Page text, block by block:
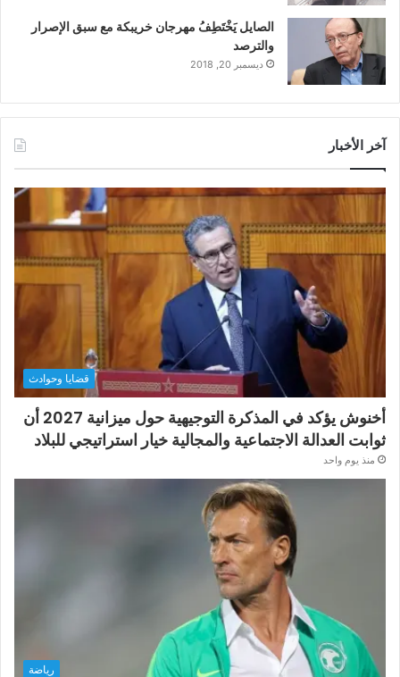
الصايل يَخْتَطِفُ مهرجان خريبكة مع سبق الإصرار
والترصد
ديسمبر 20, 2018
آخر الأخبار
قضايا وحوادث
أخنوش يؤكد في المذكرة التوجيهية حول ميزانية 2027 أن
ثوابت العدالة الاجتماعية والمجالية خيار استراتيجي للبلاد
منذ يوم واحد
رياضة